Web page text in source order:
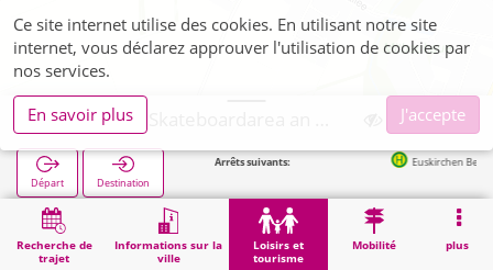
Recherche de
trajet
Informations sur la
ville
Loisirs et
tourisme
Mobilité plus
Départ Destination
Arrêts suivants: Euskirchen Berufskolleg in
Démarrage Loisirs et tourisme Euskirchen, Skateboardarea an der Marienschule
Ce site internet utilise des cookies. En utilisant notre site
internet, vous déclarez approuver l'utilisation de cookies par
nos services.
En savoir plus
J'accepte